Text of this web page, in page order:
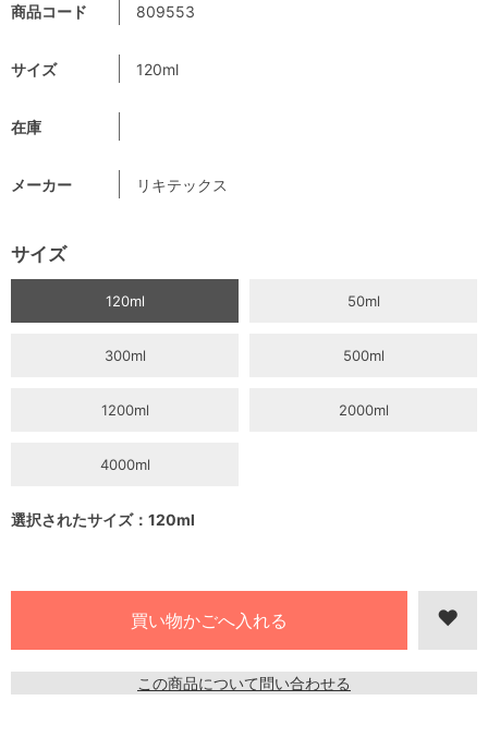
商品コード 809553
サイズ 120ml
在庫
メーカー リキテックス
サイズ
120ml 50ml
300ml 500ml
1200ml 2000ml
4000ml
選択されたサイズ：120ml
この商品について問い合わせる